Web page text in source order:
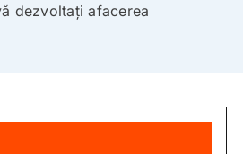
dezvoltați afacerea